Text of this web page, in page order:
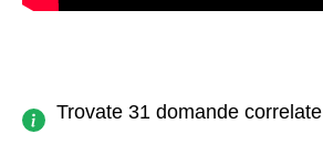
Trovate 31 domande correlate